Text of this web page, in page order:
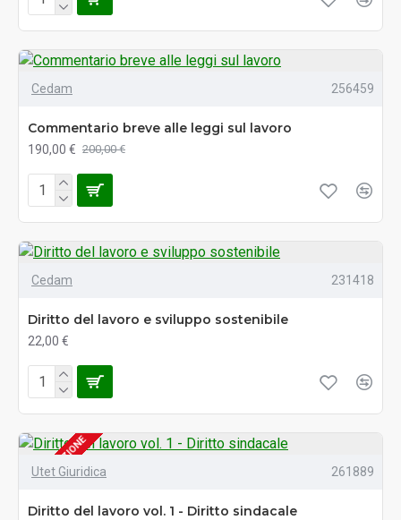
Cedam 256459
Commentario breve alle leggi sul lavoro
190,00 € 200,00 €
Cedam 231418
Diritto del lavoro e sviluppo sostenibile
22,00 €
SU ORDINAZIONE
Utet Giuridica 261889
Diritto del lavoro vol. 1 - Diritto sindacale